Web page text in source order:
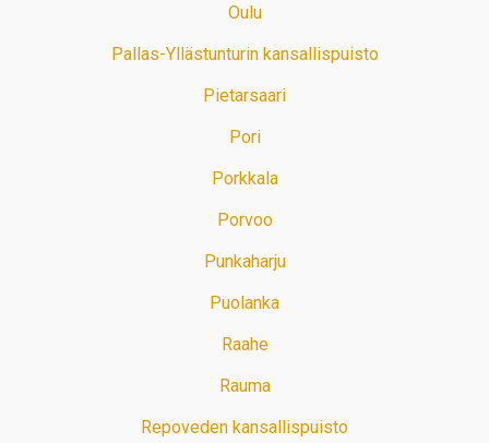
Oulu
Pallas-Yllästunturin kansallispuisto
Pietarsaari
Pori
Porkkala
Porvoo
Punkaharju
Puolanka
Raahe
Rauma
Repoveden kansallispuisto